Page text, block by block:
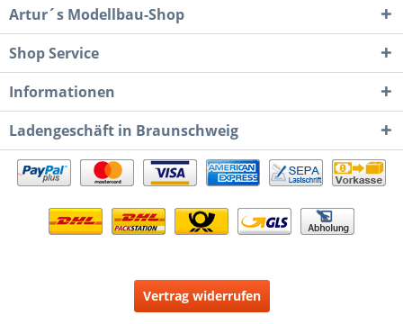
Artur´s Modellbau-Shop
Shop Service
Informationen
Ladengeschäft in Braunschweig
Vertrag widerrufen